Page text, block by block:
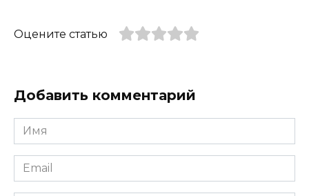
Оцените статью
Добавить комментарий
Имя
*
Email
*